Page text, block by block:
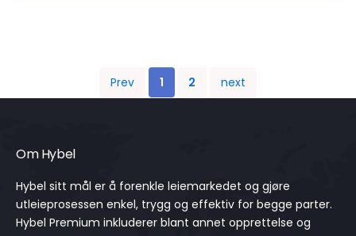
Prev 1 2 next
Om Hybel
Hybel sitt mål er å forenkle leiemarkedet og gjøre
utleieprosessen enkel, trygg og effektiv for begge parter.
Hybel Premium inkluderer blant annet opprettelse og